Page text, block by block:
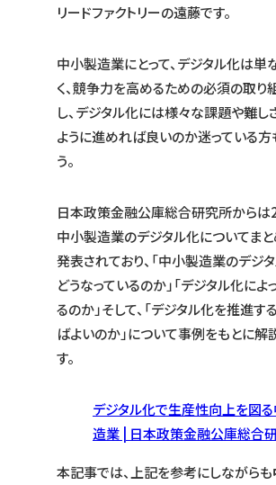
リードファクトリーの遠藤です。
中小製造業にとって、デジタル化は単
く、競争力を高めるための必須の取り
し、デジタル化には様々な課題や難し
ように進めれば良いのか迷っている方
う。
日本政策金融公庫総合研究所から
中小製造業のデジタル化についてま
発表されており、「中小製造業のデジ
どうなっているのか」「デジタル化に
るのか」そして、「デジタル化を推進す
ばよいのか」について事例をもとに解
す。
デジタル化で生産性向上を図
造業 | 日本政策金融公庫総合
本記事では、上記を参考にしながらも